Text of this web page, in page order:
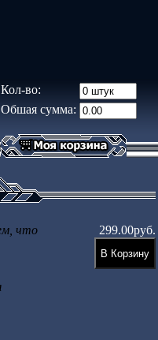
Кол-во:
Обшая сумма:
что
299.00руб.